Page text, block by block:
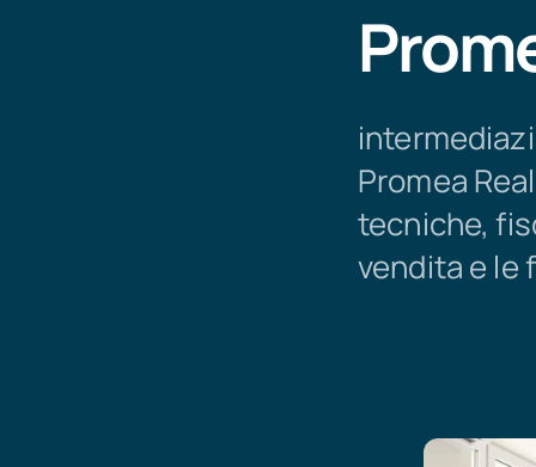
Promea
tecniche,
vendita e le